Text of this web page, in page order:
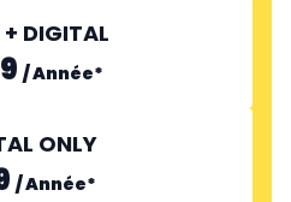
DIGITAL
/Année*
ONLY
/Année*